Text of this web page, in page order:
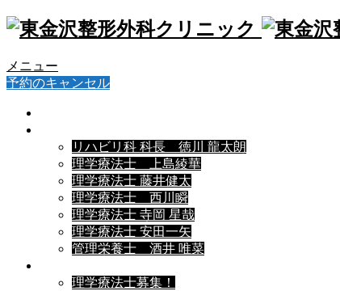
メニュー
予約のキャンセル
リハビリ科 科長 徳川 龍太朗
理学療法士 上島綾華
理学療法士 藤井健太
理学療法士 西川瞬
理学療法士 寺岡 星哉
理学療法士 安田一矢
管理栄養士 酒井 唯菜
理学療法士募集！